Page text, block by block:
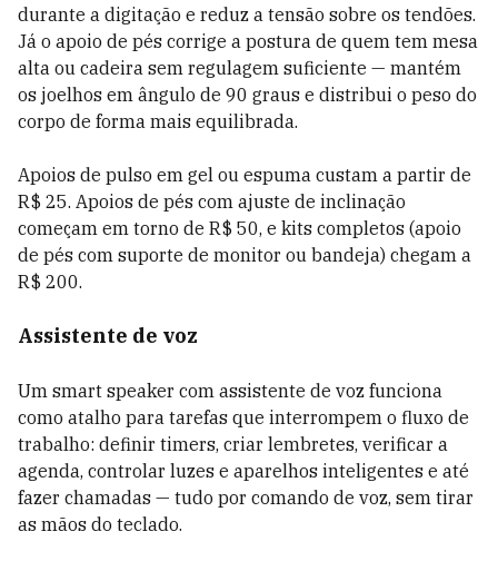
durante a digitação e reduz a tensão sobre os tendões.
Já o apoio de pés corrige a postura de quem tem mesa
alta ou cadeira sem regulagem suficiente — mantém
os joelhos em ângulo de 90 graus e distribui o peso do
corpo de forma mais equilibrada.
Apoios de pulso em gel ou espuma custam a partir de
R$ 25. Apoios de pés com ajuste de inclinação
começam em torno de R$ 50, e kits completos (apoio
de pés com suporte de monitor ou bandeja) chegam a
R$ 200.
Assistente de voz
Um smart speaker com assistente de voz funciona
como atalho para tarefas que interrompem o fluxo de
trabalho: definir timers, criar lembretes, verificar a
agenda, controlar luzes e aparelhos inteligentes e até
fazer chamadas — tudo por comando de voz, sem tirar
as mãos do teclado.